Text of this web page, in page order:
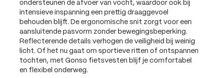
ondersteunen de afvoer van vocht, waardoor ook bij
intensieve inspanning een prettig draaggevoel
behouden blijft. De ergonomische snit zorgt voor een
aansluitende pasvorm zonder bewegingsbeperking.
Reflecterende details verhogen de veiligheid bij weinig
licht. Of het nu gaat om sportieve ritten of ontspannen
tochten, met Gonso fietsvesten blijf je comfortabel
en flexibel onderweg.